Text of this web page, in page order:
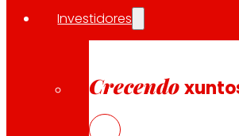
Investidores
Crecendo